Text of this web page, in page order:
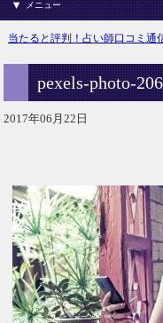
メニュー
当たると評判！占い師口コミ通
pexels-photo-
2017年06月22日